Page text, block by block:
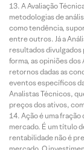
A Avaliação
metodologias de
como tendência,
entre outros. Já a
resultados divulgados
forma, as opiniões
retornos dadas as
eventos específicos
Analistas Técnicos,
preços dos ativos,
Ação é uma fração
mercado. É um título
rentabilidade não é